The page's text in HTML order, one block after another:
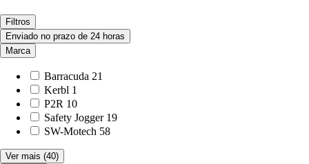
Filtros
Enviado no prazo de 24 horas
Marca
Barracuda 21
Kerbl 1
P2R 10
Safety Jogger 19
SW-Motech 58
Ver mais (40)